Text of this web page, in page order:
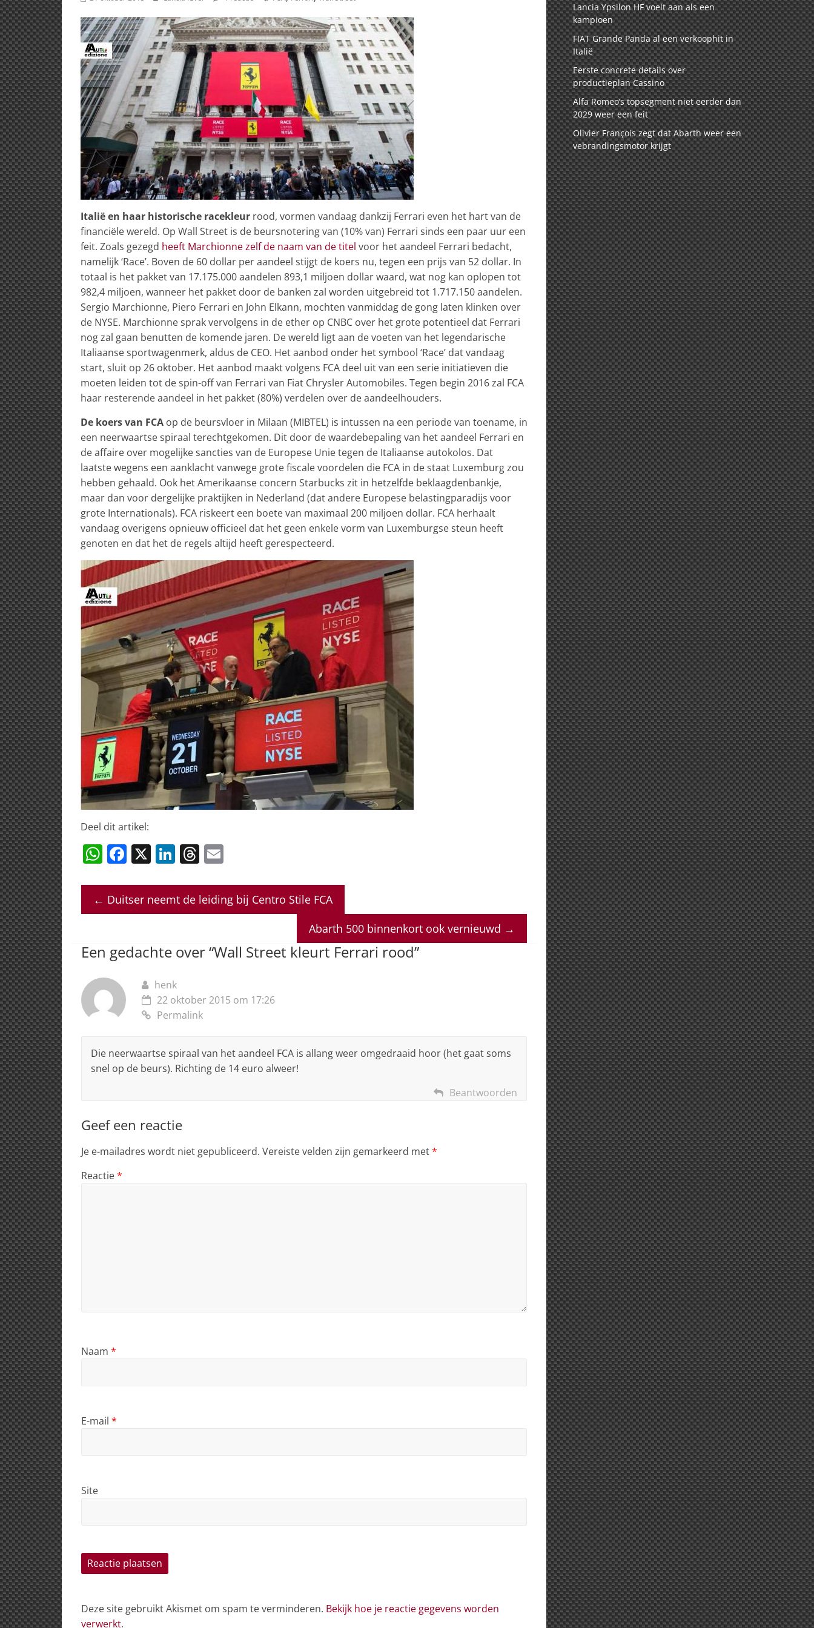
Italië en haar historische racekleur rood, vormen vandaag dankzij Ferrari even het hart van de
financiële wereld. Op Wall Street is de beursnotering van (10% van) Ferrari sinds een paar uur een
feit. Zoals gezegd heeft Marchionne zelf de naam van de titel voor het aandeel Ferrari bedacht,
namelijk ‘Race’. Boven de 60 dollar per aandeel stijgt de koers nu, tegen een prijs van 52 dollar. In
totaal is het pakket van 17.175.000 aandelen 893,1 miljoen dollar waard, wat nog kan oplopen tot
982,4 miljoen, wanneer het pakket door de banken zal worden uitgebreid tot 1.717.150 aandelen.
Sergio Marchionne, Piero Ferrari en John Elkann, mochten vanmiddag de gong laten klinken over
de NYSE. Marchionne sprak vervolgens in de ether op CNBC over het grote potentieel dat Ferrari
nog zal gaan benutten de komende jaren. De wereld ligt aan de voeten van het legendarische
Italiaanse sportwagenmerk, aldus de CEO. Het aanbod onder het symbool ‘Race’ dat vandaag
start, sluit op 26 oktober. Het aanbod maakt volgens FCA deel uit van een serie initiatieven die
moeten leiden tot de spin-off van Ferrari van Fiat Chrysler Automobiles. Tegen begin 2016 zal FCA
haar resterende aandeel in het pakket (80%) verdelen over de aandeelhouders.
De koers van FCA op de beursvloer in Milaan (MIBTEL) is intussen na een periode van toename, in
een neerwaartse spiraal terechtgekomen. Dit door de waardebepaling van het aandeel Ferrari en
de affaire over mogelijke sancties van de Europese Unie tegen de Italiaanse autokolos. Dat
laatste wegens een aanklacht vanwege grote fiscale voordelen die FCA in de staat Luxemburg zou
hebben gehaald. Ook het Amerikaanse concern Starbucks zit in hetzelfde beklaagdenbankje,
maar dan voor dergelijke praktijken in Nederland (dat andere Europese belastingparadijs voor
grote Internationals). FCA riskeert een boete van maximaal 200 miljoen dollar. FCA herhaalt
vandaag overigens opnieuw officieel dat het geen enkele vorm van Luxemburgse steun heeft
genoten en dat het de regels altijd heeft gerespecteerd.
Deel dit artikel:
W
at
s
p
p
F
c
e
o
X Li
k
e
n
T
re
a
s
ai
l
← Duitser neemt de leiding bij Centro Stile FCA
Abarth 500 binnenkort ook vernieuwd →
Een gedachte over “Wall Street kleurt Ferrari rood”
henk
22 oktober 2015 om 17:26
Permalink
Die neerwaartse spiraal van het aandeel FCA is allang weer omgedraaid hoor (het gaat soms
snel op de beurs). Richting de 14 euro alweer!
Beantwoorden
Geef een reactie
Je e-mailadres wordt niet gepubliceerd. Vereiste velden zijn gemarkeerd met*
Reactie*
Naam *
E-mail *
Site
Deze site gebruikt Akismet om spam te verminderen. Bekijk hoe je reactie gegevens worden
verwerkt.
Lancia Ypsilon HF voelt aan als een
kampioen
FIAT Grande Panda al een verkoophit in
Italië
Eerste concrete details over
productieplan Cassino
Alfa Romeo’s topsegment niet eerder dan
2029 weer een feit
Olivier François zegt dat Abarth weer een
vebrandingsmotor krijgt